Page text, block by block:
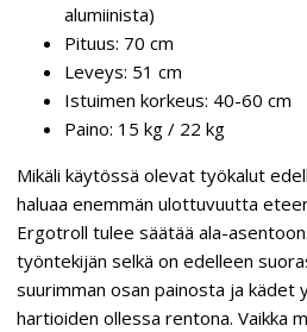
alumiinista)
Pituus: 70 cm
Leveys: 51 cm
Istuimen korkeus: 40-60 cm
Paino: 15 kg / 22 kg
Mikäli käytössä olevat työkalut
haluaa enemmän ulottuvuutta
Ergotroll tulee säätää ala-
työntekijän selkä on edelleen
suurimman osan painosta ja kädet
hartioiden ollessa rentona. Vaikka